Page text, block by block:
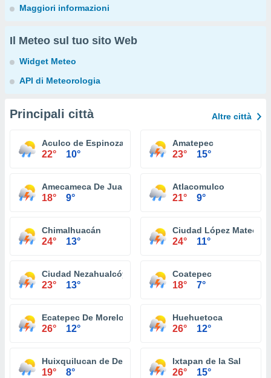
Maggiori informazioni
Il Meteo sul tuo sito Web
Widget Meteo
API di Meteorologia
Principali città Altre città
Aculco de Espinoza
22° 10°
Amatepec
23° 15°
Amecameca De Juarez
18° 9°
Atlacomulco
21° 9°
Chimalhuacán
24° 13°
Ciudad López Mateos
24° 11°
Ciudad Nezahualcóyotl
23° 13°
Coatepec
18° 7°
Ecatepec De Morelos
26° 12°
Huehuetoca
26° 12°
Huixquilucan de Degollado
19° 8°
Ixtapan de la Sal
26° 15°